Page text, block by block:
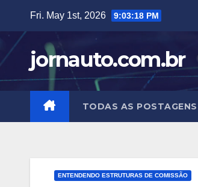
content
Fri. May 1st, 2026 9:03:18 PM
jornauto.com.br
TODAS AS POSTAGENS
ENTENDENDO ESTRUTURAS DE COMISSÃO